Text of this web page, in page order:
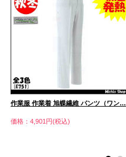
作業服 作業着 旭蝶繊維 パンツ（ワン…
価格：4,901円(税込)